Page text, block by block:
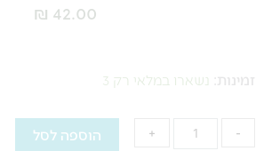
₪ 42.00
זמינות: נשארו במלאי רק 3
-
קונפיטורה
פובידל
+ הוספה לסל